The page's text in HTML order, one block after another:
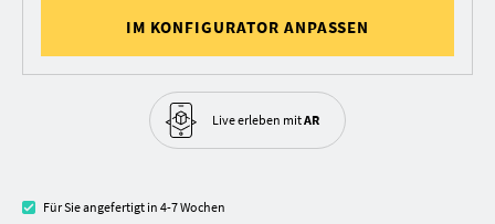
IM KONFIGURATOR ANPASSEN
Live erleben mitAR
Für Sie angefertigt in 4-7 Wochen